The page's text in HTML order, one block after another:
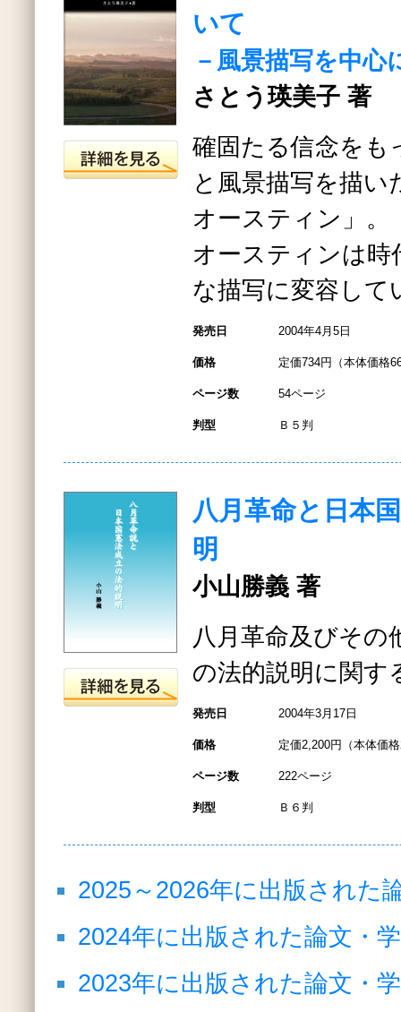
いて
－風景描写を中心
さとう瑛美子 著
確固たる信念をも
と風景描写を描い
オースティン」。
オースティンは
な描写に変容して
発売日 2004年4月5日
価格 定価734円（本体価格
ページ数 54ページ
判型 Ｂ５判
八月革命と日本
明
小山勝義 著
八月革命及びその
の法的説明に関す
発売日 2004年3月17日
価格 定価2,200円（本体価
ページ数 222ページ
判型 Ｂ６判
2025～2026年に出版された
2024年に出版された論文・
2023年に出版された論文・